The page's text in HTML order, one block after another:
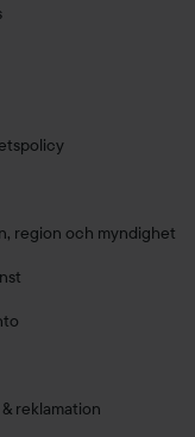
region och myndighet
reklamation